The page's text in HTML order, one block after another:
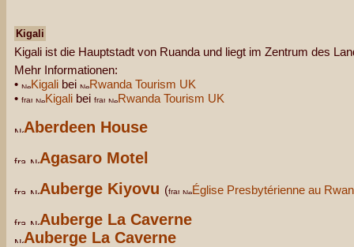
Kigali
Kigali ist die Hauptstadt von Ruanda und liegt im Zentrum des
Mehr Informationen:
•
Kigali bei
Rwanda Tourism UK
•
Kigali bei Rwanda Tourism UK
Aberdeen House
Agasaro Motel
Auberge Kiyovu ( Église Presbytérienne au
Auberge La Caverne
Auberge La Caverne